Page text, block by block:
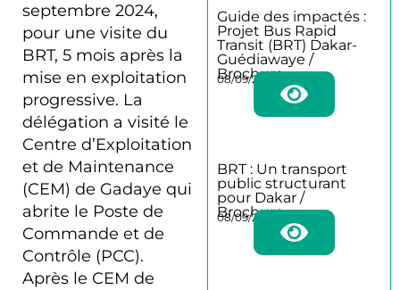
septembre 2024,
pour une visite du
BRT, 5 mois après la
mise en exploitation
progressive. La
délégation a visité le
Centre d’Exploitation
et de Maintenance
(CEM) de Gadaye qui
abrite le Poste de
Commande et de
Contrôle (PCC).
Après le CEM de
Guide des impactés :
Projet Bus Rapid
Transit (BRT) Dakar-
Guédiawaye /
Brochure
08/09/2025
BRT : Un transport
public structurant
pour Dakar /
Brochure
08/09/2025